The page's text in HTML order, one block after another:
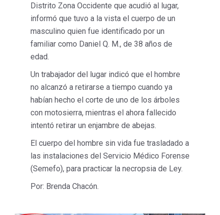
Distrito Zona Occidente que acudió al lugar,
informó que tuvo a la vista el cuerpo de un
masculino quien fue identificado por un
familiar como Daniel Q. M., de 38 años de
edad.
Un trabajador del lugar indicó que el hombre
no alcanzó a retirarse a tiempo cuando ya
habían hecho el corte de uno de los árboles
con motosierra, mientras el ahora fallecido
intentó retirar un enjambre de abejas.
El cuerpo del hombre sin vida fue trasladado a
las instalaciones del Servicio Médico Forense
(Semefo), para practicar la necropsia de Ley.
Por: Brenda Chacón.